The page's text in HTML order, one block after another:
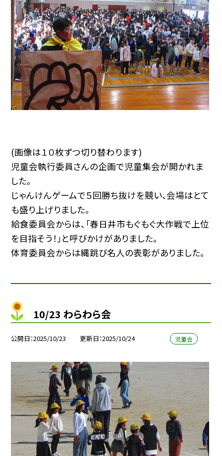
(画像は１０枚ずつ切り替わります)
児童会執行委員さんの企画で児童集会が開かれま
した。
じゃんけんゲームで５回勝ち抜けを競い、会場はとて
も盛り上げりました。
給食委員会からは、「春日井市もぐもぐ大作戦で上位
を目指そう！」と呼びかけがありました。
体育委員会からは縄跳び名人の表彰がありました。
10/23 わらわら会
公開日 2025/10/23 更新日 2025/10/24 児童会